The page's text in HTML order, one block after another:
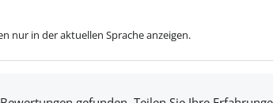
nur in der aktuellen Sprache anzeigen.